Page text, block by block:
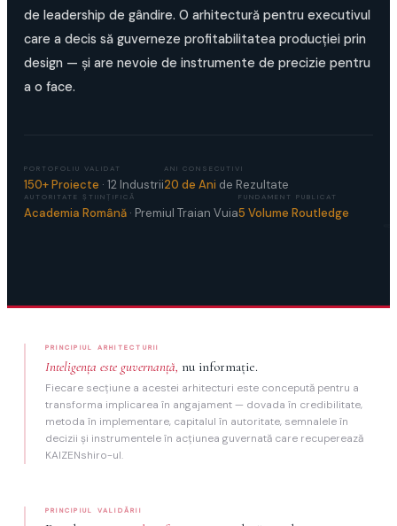
de leadership de gândire. O arhitectură pentru executivul
care a decis să guverneze profitabilitatea producţiei prin
design — şi are nevoie de instrumente de precizie pentru
a o face.
PORTOFOLIU VALIDAT
150+ Proiecte · 12 Industrii
ANI CONSECUTIVI
20 de Ani de Rezultate
AUTORITATE ŞTIINŢIFICĂ
Academia Română· Premiul Traian Vuia
FUNDAMENT PUBLICAT
5 Volume Routledge
PRINCIPIUL ARHITECTURII
Inteligenţa este guvernanţă, nu informaţie.
Fiecare secţiune a acestei arhitecturi este concepută pentru a
transforma implicarea în angajament — dovada în credibilitate,
metoda în implementare, capitalul în autoritate, semnalele în
decizii şi instrumentele în acţiunea guvernată care recuperează
KAIZENshiro-ul.
PRINCIPIUL VALIDĂRII